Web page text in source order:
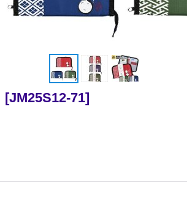
[JM25S12-71]